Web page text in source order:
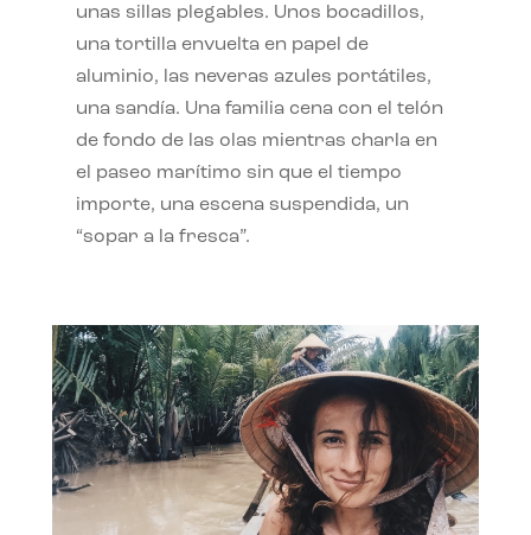
unas sillas plegables. Unos bocadillos,
una tortilla envuelta en papel de
aluminio, las neveras azules portátiles,
una sandía. Una familia cena con el telón
de fondo de las olas mientras charla en
el paseo marítimo sin que el tiempo
importe, una escena suspendida, un
“sopar a la fresca”.